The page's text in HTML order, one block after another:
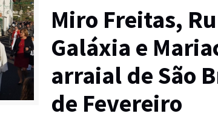
Miro Freitas,
Galáxia e
arraial de São
de Fevereiro